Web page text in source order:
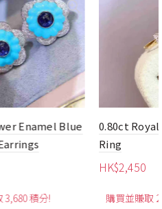
0.80ct Royal Blue Sapphire
Ring
購買並賺取 2,450 積分!